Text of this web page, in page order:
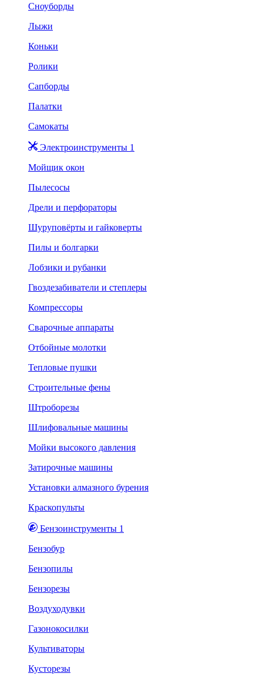
Сноуборды
Лыжи
Коньки
Ролики
Сапборды
Палатки
Самокаты
Электроинструменты 1
Мойщик окон
Пылесосы
Дрели и перфораторы
Шуруповёрты и гайковерты
Пилы и болгарки
Лобзики и рубанки
Гвоздезабиватели и степлеры
Компрессоры
Сварочные аппараты
Отбойные молотки
Тепловые пушки
Строительные фены
Штроборезы
Шлифовальные машины
Мойки высокого давления
Затирочные машины
Установки алмазного бурения
Краскопульты
Бензоинструменты 1
Бензобур
Бензопилы
Бензорезы
Воздуходувки
Газонокосилки
Культиваторы
Кусторезы